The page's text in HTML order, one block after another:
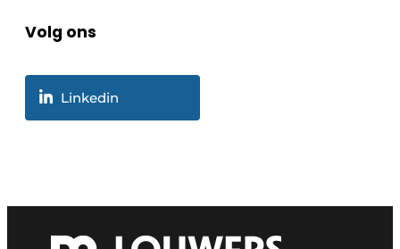
Volg ons
Linkedin